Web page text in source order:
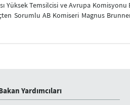
Temsilcisi ve Avrupa Komisyonu
Sorumlu AB Komiseri Magnus
Yardımcıları